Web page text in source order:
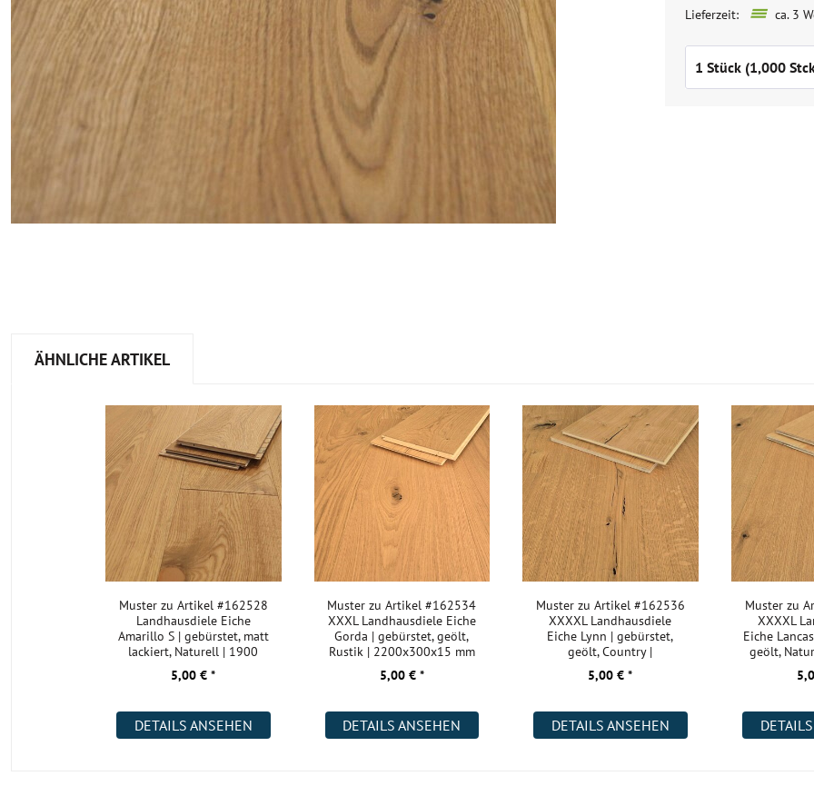
Lieferzeit: ca. 3
ÄHNLICHE ARTIKEL
Muster zu Artikel #162528
Landhausdiele Eiche
Amarillo S | gebürstet, matt
lackiert, Naturell | 1900
5,00 € *
DETAILS ANSEHEN
Muster zu Artikel #162534
XXXL Landhausdiele Eiche
Gorda | gebürstet, geölt,
Rustik | 2200x300x15 mm
5,00 € *
DETAILS ANSEHEN
Muster zu Artikel #162536
XXXXL Landhausdiele
Eiche Lynn | gebürstet,
geölt, Country |
2200x400x18 m
5,00 € *
DETAILS ANSEHEN
Muster zu
XXXXL
Eiche
geölt,